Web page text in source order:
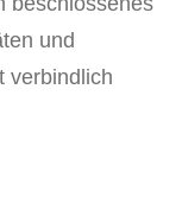
und
verbindlich